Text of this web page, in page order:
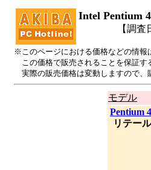
Intel Pentium
【調査
※このページにおける価格などの情報
この価格で販売されることを保証す
実際の販売価格は変動しますので、
モデル
Pentium 4
リテー